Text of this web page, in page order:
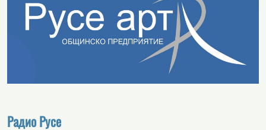
Радио Русе